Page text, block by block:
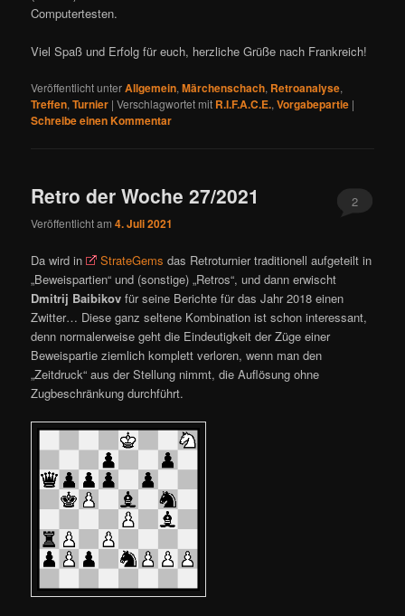
Computertesten.
Viel Spaß und Erfolg für euch, herzliche Grüße nach Frankreich!
Veröffentlicht unterAllgemein,Märchenschach, Retroanalyse,
Treffen,Turnier |Verschlagwortet mit R.I.F.A.C.E.,Vorgabepartie |
Schreibe einen Kommentar
Retro der Woche 27/2021
Veröffentlicht am4. Juli 2021
2
Da wird in StrateGems das Retroturnier traditionell aufgeteilt in
„Beweispartien“ und (sonstige) „Retros“, und dann erwischt
Dmitrij Baibikov für seine Berichte für das Jahr 2018 einen
Zwitter… Diese ganz seltene Kombination ist schon interessant,
denn normalerweise geht die Eindeutigkeit der Züge einer
Beweispartie ziemlich komplett verloren, wenn man den
„Zeitdruck“ aus der Stellung nimmt, die Auflösung ohne
Zugbeschränkung durchführt.